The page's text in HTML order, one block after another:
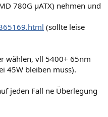
780G µATX) nehmen und
(sollte leise
wählen, vll 5400+ 65nm
45W bleiben muss).
jeden Fall ne Überlegung